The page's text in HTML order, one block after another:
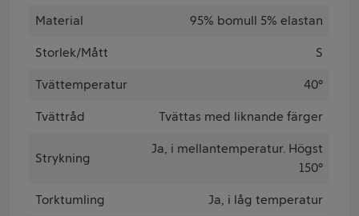
Material 95% bomull 5% elastan
Storlek/Mått S
Tvättemperatur 40°
Tvättråd Tvättas med liknande färger
Strykning
Ja, i mellantemperatur. Högst
150°
Torktumling Ja, i låg temperatur